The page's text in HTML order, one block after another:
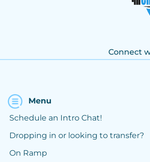
Connect
Menu
Schedule an Intro Chat!
Dropping in or looking to transfer?
On Ramp